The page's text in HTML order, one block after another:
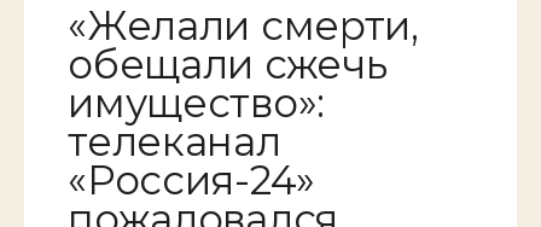
«Желали смерти,
обещали сжечь
имущество»:
телеканал
«Россия-24»